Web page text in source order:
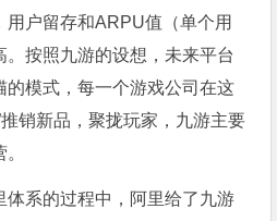
户留存和ARPU值（单个用
。按照九游的设想，未来平台
的模式，每一个游戏公司在这
销新品，聚拢玩家，九游主要
体系的过程中，阿里给了九游